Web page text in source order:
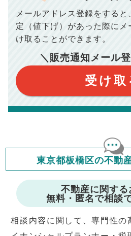
総支払額
このシミュレーターは元利均等返済
このシミュレーターは、四捨五入に
このシミュレーターはお借り入れ
このシミュレーターでの結果は、お
ありません。
このシミュレーターをご利用された
ますが、お借り入れの際に各金融機
会員マイペー
修繕費・管理費の計
※シミュレーター結果はあくまでも
保証するものではございません。
※上記売却費用には、住所変更登記
宅ローンの一括繰上返済の手数料等
で予めご了承ください。
おります。（物件価格×3%＋6万円
メールアドレス登録をすると
定（値下げ）があった際に
け取ることができます。
＼販売通知メール
受け取
東京都板橋区の不動
不動産に関する
無料・匿名で相談
相談内容に関して、専門性の